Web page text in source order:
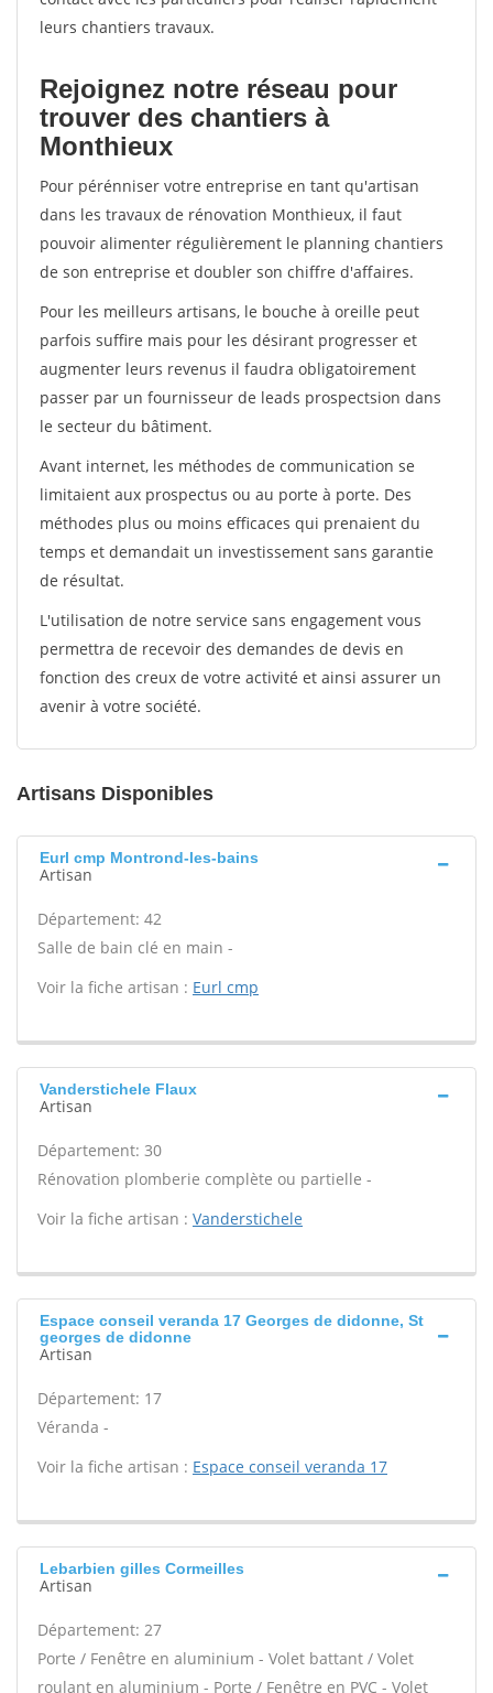
leurs chantiers travaux.
Rejoignez notre réseau pour
trouver des chantiers à
Monthieux
Pour pérénniser votre entreprise en tant qu'artisan
dans les travaux de rénovation Monthieux, il faut
pouvoir alimenter régulièrement le planning chantiers
de son entreprise et doubler son chiffre d'affaires.
Pour les meilleurs artisans, le bouche à oreille peut
parfois suffire mais pour les désirant progresser et
augmenter leurs revenus il faudra obligatoirement
passer par un fournisseur de leads prospectsion dans
le secteur du bâtiment.
Avant internet, les méthodes de communication se
limitaient aux prospectus ou au porte à porte. Des
méthodes plus ou moins efficaces qui prenaient du
temps et demandait un investissement sans garantie
de résultat.
L'utilisation de notre service sans engagement vous
permettra de recevoir des demandes de devis en
fonction des creux de votre activité et ainsi assurer un
avenir à votre société.
Artisans Disponibles
Eurl cmp Montrond-les-bains
Artisan
Département: 42
Salle de bain clé en main -
Voir la fiche artisan : Eurl cmp
Vanderstichele Flaux
Artisan
Département: 30
Rénovation plomberie complète ou partielle -
Voir la fiche artisan : Vanderstichele
Espace conseil veranda 17 Georges de didonne, St
georges de didonne
Artisan
Département: 17
Véranda -
Voir la fiche artisan : Espace conseil veranda 17
Lebarbien gilles Cormeilles
Artisan
Département: 27
Porte / Fenêtre en aluminium - Volet battant / Volet
roulant en aluminium - Porte / Fenêtre en PVC - Volet